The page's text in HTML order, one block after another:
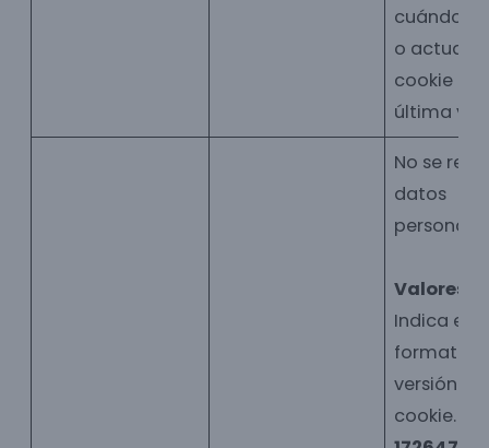
cuándo
o
cookie por
última vez.
No se
datos
Valores:
Indica el
formato y
versión
cookie.